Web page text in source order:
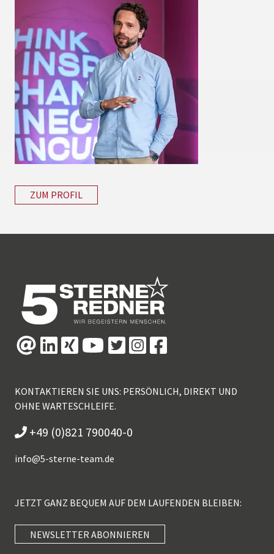
ZUM PROFIL
KONTAKTIEREN SIE UNS: PERSÖNLICH, DIREKT UND
OHNE WARTESCHLEIFE.
+49 (0)821 790040-0
info@5-sterne-team.de
JETZT GANZ BEQUEM AUF DEM LAUFENDEN BLEIBEN:
NEWSLETTER ABONNIEREN